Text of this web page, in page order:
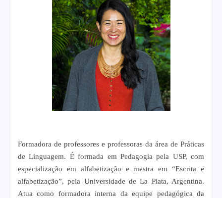
Formadora de professores e professoras da área de Práticas
de Linguagem. É formada em Pedagogia pela USP, com
especialização em alfabetização e mestra em “Escrita e
alfabetização”, pela Universidade de La Plata, Argentina.
Atua como formadora interna da equipe pedagógica da